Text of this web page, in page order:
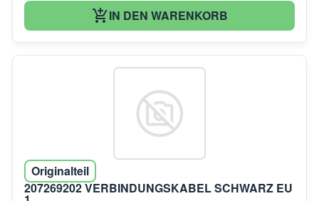
IN DEN WARENKORB
Originalteil
207269202 VERBINDUNGSKABEL SCHWARZ EU